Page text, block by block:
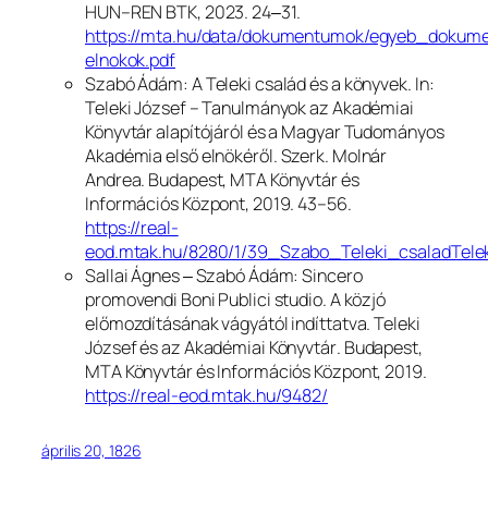
HUN–REN BTK, 2023. 24‒31.
https://mta.hu/data/dokumentumok/
elnokok.pdf
Szabó Ádám: A Teleki család és a könyvek. In:
Teleki József – Tanulmányok az Akadémiai
Könyvtár alapítójáról és a Magyar Tudományos
Akadémia első elnökéről. Szerk. Molnár
Andrea. Budapest, MTA Könyvtár és
Információs Központ, 2019. 43–56.
https://real-
eod.mtak.hu/8280/1/
Sallai Ágnes ‒ Szabó Ádám:Sincero
promovendi Boni Publici studio. A közjó
előmozdításának vágyától indíttatva. Teleki
József és az Akadémiai Könyvtár. Budapest,
MTA Könyvtár és Információs Központ, 2019.
https://real-eod.mtak.hu/9482/
április 20, 1826